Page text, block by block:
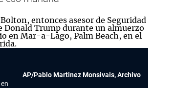
AP/Pablo Martinez Monsivais, Archivo